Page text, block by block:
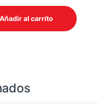
T3170/T5170 80
Añadir al carrito